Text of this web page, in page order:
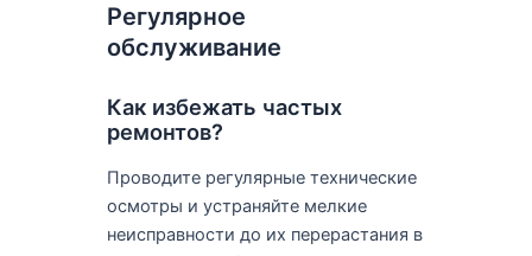
Регулярное
обслуживание
Как избежать частых
ремонтов?
Проводите регулярные технические
осмотры и устраняйте мелкие
неисправности до их перерастания в